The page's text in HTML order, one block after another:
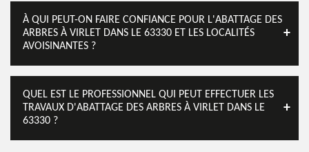
À QUI PEUT-ON FAIRE CONFIANCE POUR L'ABATTAGE DES
ARBRES À VIRLET DANS LE 63330 ET LES LOCALITÉS
AVOISINANTES ?
QUEL EST LE PROFESSIONNEL QUI PEUT EFFECTUER LES
TRAVAUX D'ABATTAGE DES ARBRES À VIRLET DANS LE
63330 ?